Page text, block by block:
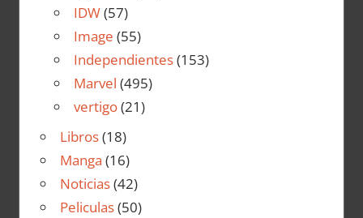
IDW(57)
Image (55)
Independientes(153)
Marvel (495)
vertigo(21)
Libros(18)
Manga (16)
Noticias(42)
Peliculas(50)